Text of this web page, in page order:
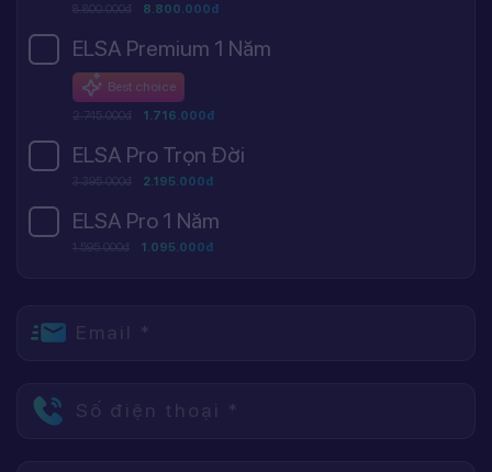
8.800.000đ 8.800.000đ
ELSA Premium 1 Năm
Best choice
2.745.000đ 1.716.000đ
ELSA Pro Trọn Đời
3.395.000đ 2.195.000đ
ELSA Pro 1 Năm
1.595.000đ 1.095.000đ
Email *
Số điện thoại *